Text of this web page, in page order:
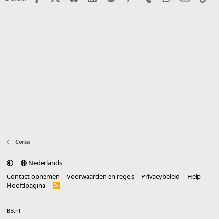
Corsa
Nederlands
Contact opnemen
Voorwaarden en regels Privacybeleid
Help
Hoofdpagina
R
BB.nl